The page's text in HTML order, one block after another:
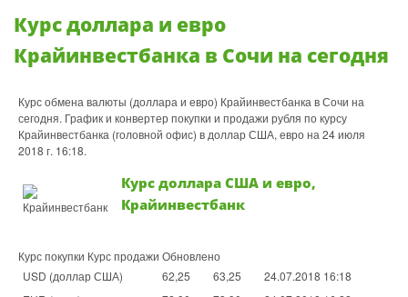
Курс доллара и евро
Крайинвестбанка в Сочи на сегодня
Курс обмена валюты (доллара и евро) Крайинвестбанка в Сочи на
сегодня. График и конвертер покупки и продажи рубля по курсу
Крайинвестбанка (головной офис) в доллар США, евро на 24 июля
2018 г. 16:18.
Курс доллара США и евро,
Крайинвестбанк
Курс покупки Курс продажи Обновлено
USD (доллар США)
62,25 63,25
24.07.2018 16:18